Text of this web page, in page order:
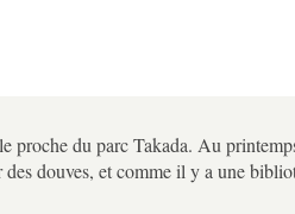
proche du parc Takada. Au
douves, et comme il y a une